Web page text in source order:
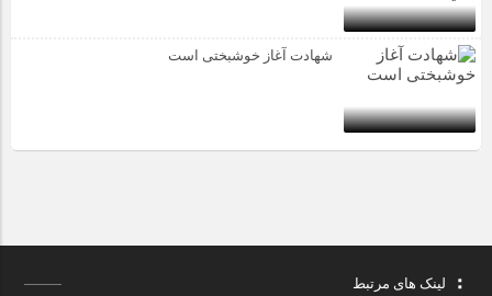
شهادت آغاز خوشبختی است
لینک های مرتبط